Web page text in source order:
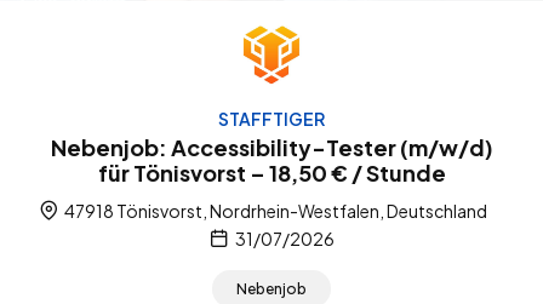
STAFFTIGER
Nebenjob: Accessibility-Tester (m/w/d)
für Tönisvorst – 18,50 € / Stunde
47918 Tönisvorst, Nordrhein-Westfalen, Deutschland
31/07/2026
Nebenjob